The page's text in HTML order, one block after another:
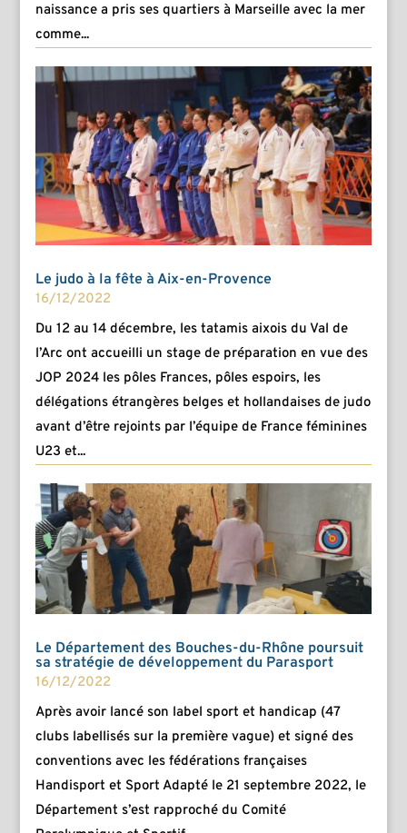
naissance a pris ses quartiers à Marseille avec la mer
comme...
Le judo à la fête à Aix-en-Provence
16/12/2022
Du 12 au 14 décembre, les tatamis aixois du Val de
l’Arc ont accueilli un stage de préparation en vue des
JOP 2024 les pôles Frances, pôles espoirs, les
délégations étrangères belges et hollandaises de judo
avant d’être rejoints par l’équipe de France féminines
U23 et...
Le Département des Bouches-du-Rhône poursuit
sa stratégie de développement du Parasport
16/12/2022
Après avoir lancé son label sport et handicap (47
clubs labellisés sur la première vague) et signé des
conventions avec les fédérations françaises
Handisport et Sport Adapté le 21 septembre 2022, le
Département s’est rapproché du Comité